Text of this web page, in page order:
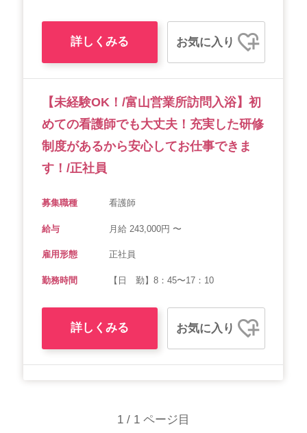
詳しくみる お気に入り
【未経験OK！/富山営業所訪問入浴】初
めての看護師でも大丈夫！充実した研修
制度があるから安心してお仕事できま
す！/正社員
募集職種 看護師
給与 月給 243,000円 〜
雇用形態 正社員
勤務時間 【日 勤】8：45〜17：10
詳しくみる お気に入り
1 / 1 ページ目